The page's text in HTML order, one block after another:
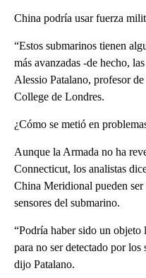
China podría usar fuerza
“Estos submarinos tienen
más avanzadas -de hecho,
Alessio Patalano, profesor
College de Londres.
¿Cómo se metió en
Aunque la Armada no ha
Connecticut, los analistas
China Meridional pueden
sensores del submarino.
“Podría haber sido un
para no ser detectado por los
dijo Patalano.